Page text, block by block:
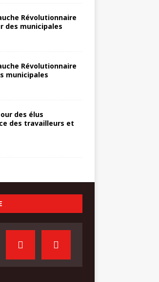
Révolutionnaire
des municipales
Révolutionnaire
municipales
des élus
des travailleurs et